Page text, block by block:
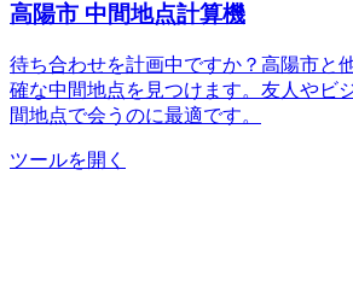
高陽市 中間地点計算機
待ち合わせを計画中ですか？高陽市と
確な中間地点を見つけます。友人やビ
間地点で会うのに最適です。
ツールを開く